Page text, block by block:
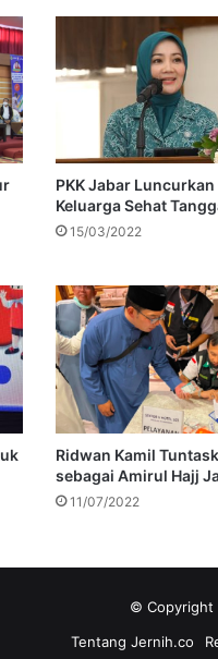
PKK Jabar
Keluarga Sehat
15/03/2022
Ridwan Kamil
sebagai Amirul Hajj
11/07/2022
© Copyright
Tentang Jernih.co